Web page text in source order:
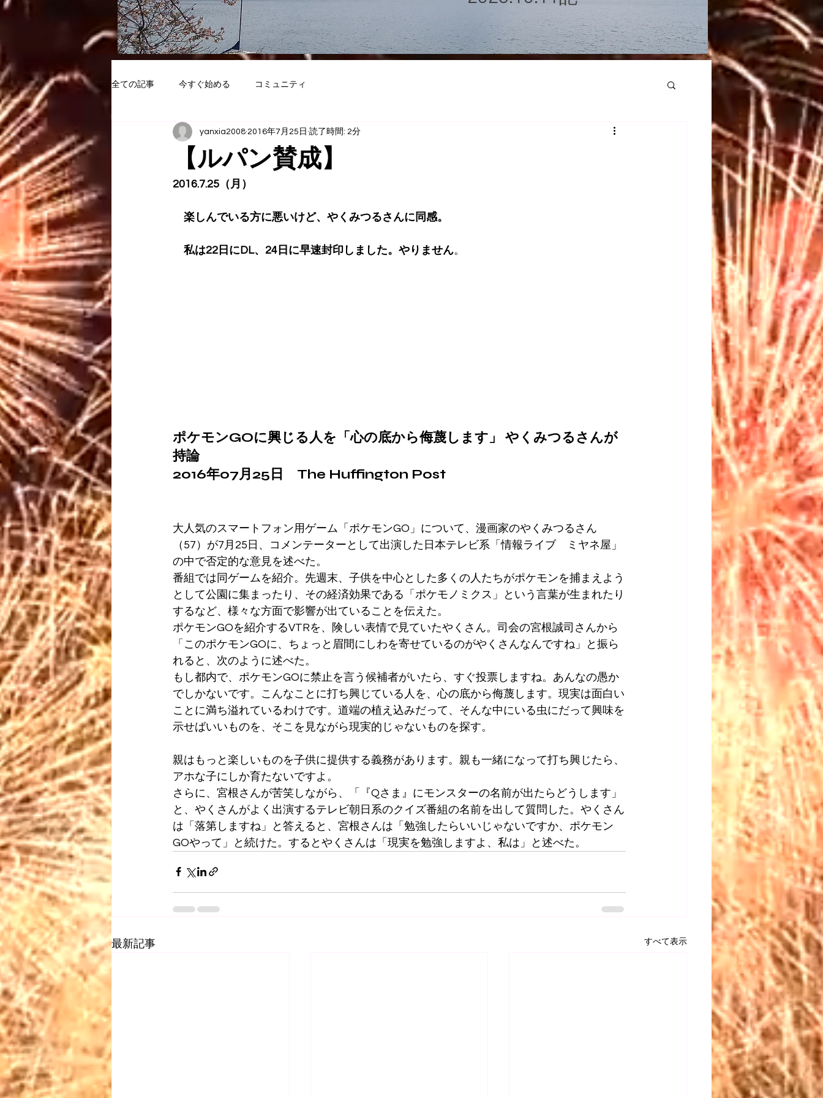
全ての記事 今すぐ始める コミュニティ
【ルパン賛成】
yanxia2008 2016年7月25日 読了時間: 2分
2016.7.25（月）
楽しんでいる方に悪いけど、やくみつるさんに同感。
私は22日にDL、24日に早速封印しました。やりません。
ポケモンGOに興じる人を「心の底から侮蔑します」 やくみつるさんが
持論
2016年07月25日　The Huffington Post
大人気のスマートフォン用ゲーム「ポケモンGO」について、漫画家のやくみつるさん
（57）が7月25日、コメンテーターとして出演した日本テレビ系「情報ライブ　ミヤネ屋」
の中で否定的な意見を述べた。
番組では同ゲームを紹介。先週末、子供を中心とした多くの人たちがポケモンを捕まえよう
として公園に集まったり、その経済効果である「ポケモノミクス」という言葉が生まれたり
するなど、様々な方面で影響が出ていることを伝えた。
ポケモンGOを紹介するVTRを、険しい表情で見ていたやくさん。司会の宮根誠司さんから
「このポケモンGOに、ちょっと眉間にしわを寄せているのがやくさんなんですね」と振ら
れると、次のように述べた。
もし都内で、ポケモンGOに禁止を言う候補者がいたら、すぐ投票しますね。あんなの愚か
でしかないです。こんなことに打ち興じている人を、心の底から侮蔑します。現実は面白い
ことに満ち溢れているわけです。道端の植え込みだって、そんな中にいる虫にだって興味を
示せばいいものを、そこを見ながら現実的じゃないものを探す。
親はもっと楽しいものを子供に提供する義務があります。親も一緒になって打ち興じたら、
アホな子にしか育たないですよ。
さらに、宮根さんが苦笑しながら、「『Qさま』にモンスターの名前が出たらどうします」
と、やくさんがよく出演するテレビ朝日系のクイズ番組の名前を出して質問した。やくさん
は「落第しますね」と答えると、宮根さんは「勉強したらいいじゃないですか、ポケモン
GOやって」と続けた。するとやくさんは「現実を勉強しますよ、私は」と述べた。
最新記事 すべて表示